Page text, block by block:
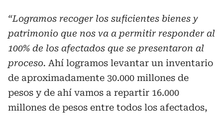
“Logramos recoger los suficientes bienes y
patrimonio que nos va a permitir responder al
100% de los afectados que se presentaron al
proceso. Ahí logramos levantar un inventario
de aproximadamente 30.000 millones de
pesos y de ahí vamos a repartir 16.000
millones de pesos entre todos los afectados,